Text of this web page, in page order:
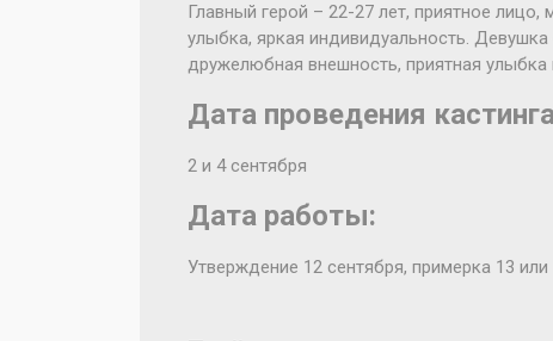
Главный герой – 22-27 лет, приятное лицо,
улыбка, яркая индивидуальность. Девушка
дружелюбная внешность, приятная
Дата проведения
2 и 4 сентября
Дата работы:
Утверждение 12 сентября, примерка 13